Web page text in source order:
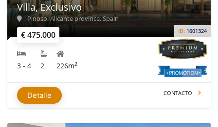
€ 475.000 ID: 1601324
Villa, Exclusivo
Pinoso, Alicante province, Spain
3 - 4 2 226m2
Detalle CONTACTO